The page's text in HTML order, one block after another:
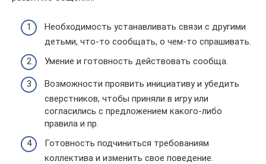
Необходимость устанавливать связи с другими
детьми, что-то сообщать, о чем-то спрашивать.
Умение и готовность действовать сообща.
Возможности проявить инициативу и убедить
сверстников, чтобы приняли в игру или
согласились с предложением какого-либо
правила и пр.
Готовность подчиниться требованиям
коллектива и изменить свое поведение.